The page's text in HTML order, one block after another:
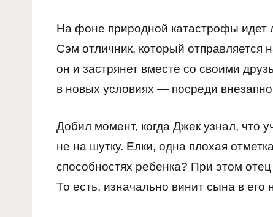
На фоне природной катастрофы
Сэм отличник, который отправляется
он и застрянет вместе со своими
в новых условиях — посреди
Добил момент, когда Джек узнал, что
не на шутку. Елки, одна плохая
способностях ребенка? При этом
То есть, изначально винит сына в его